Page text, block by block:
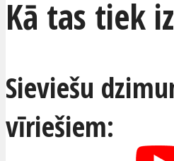
Kā tas tiek
Sieviešu
vīriešiem: